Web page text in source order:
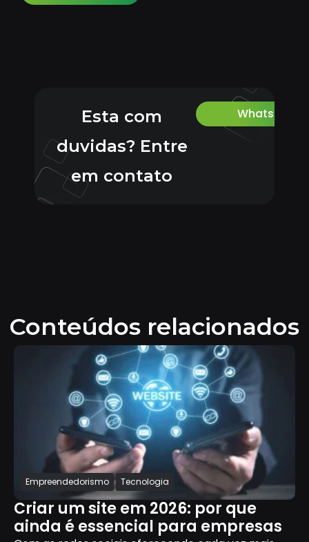
Esta com
duvidas? Entre
em contato
Whatsapp
Conteúdos relacionados
Empreendedorismo Tecnologia
Criar um site em 2026: por que
ainda é essencial para empresas